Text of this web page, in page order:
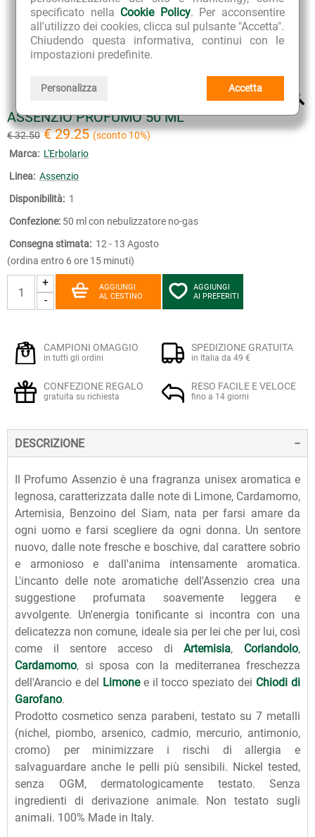
specificato nella Cookie Policy. Per acconsentire
all'utilizzo dei cookies, clicca sul pulsante "Accetta".
Chiudendo questa informativa, continui con le
impostazioni predefinite.
Personalizza Accetta
ASSENZIO PROFUMO 50 ML
€ 32.50 € 29.25(sconto 10%)
Marca: L'Erbolario
Linea: Assenzio
Disponibilità: 1
Confezione: 50 ml con nebulizzatore no-gas
Consegna stimata: 12 - 13 Agosto
(ordina entro 6 ore 15 minuti)
+
-
AGGIUNGI
AL CESTINO
AGGIUNGI
AI PREFERITI
CAMPIONI OMAGGIO
in tutti gli ordini
SPEDIZIONE GRATUITA
in Italia da 49 €
CONFEZIONE REGALO
gratuita su richiesta
RESO FACILE E VELOCE
fino a 14 giorni
DESCRIZIONE
Il Profumo Assenzio è una fragranza unisex aromatica e
legnosa, caratterizzata dalle note di Limone, Cardamomo,
Artemisia, Benzoino del Siam, nata per farsi amare da
ogni uomo e farsi scegliere da ogni donna. Un sentore
nuovo, dalle note fresche e boschive, dal carattere sobrio
e armonioso e dall'anima intensamente aromatica.
L'incanto delle note aromatiche dell'Assenzio crea una
suggestione profumata soavemente leggera e
avvolgente. Un'energia tonificante si incontra con una
delicatezza non comune, ideale sia per lei che per lui, così
come il sentore acceso diArtemisia, Coriandolo,
Cardamomo, si sposa con la mediterranea freschezza
dell'Arancio e del
Limonee il tocco speziato dei Chiodi di
Garofano.
Prodotto cosmetico senza parabeni, testato su 7 metalli
(nichel, piombo, arsenico, cadmio, mercurio, antimonio,
cromo) per minimizzare i rischi di allergia e
salvaguardare anche le pelli più sensibili. Nickel tested,
senza OGM, dermatologicamente testato. Senza
ingredienti di derivazione animale. Non testato sugli
animali. 100% Made in Italy.